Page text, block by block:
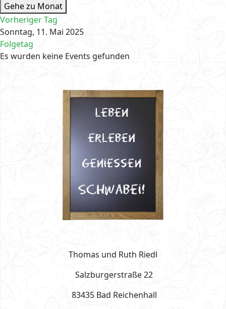
Gehe zu Monat
Vorheriger Tag
Sonntag, 11. Mai 2025
Folgetag
Es wurden keine Events gefunden
Thomas und Ruth Riedl
Salzburgerstraße 22
83435 Bad Reichenhall